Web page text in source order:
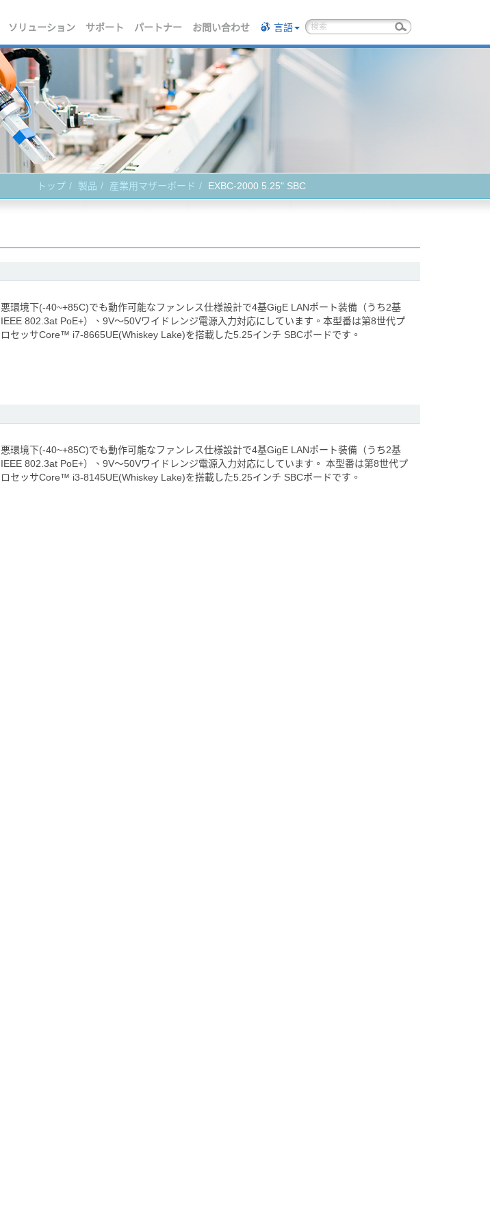
ソリューション サポート パートナー お問い合わせ 言語
トップ 製品 産業用マザーボード EXBC-2000 5.25" SBC
悪環境下(-40~+85C)でも動作可能なファンレス仕様設計で4基GigE LANポート装備（うち2基
IEEE 802.3at PoE+）、9V〜50Vワイドレンジ電源入力対応にしています。本型番は第8世代プ
ロセッサCore™ i7-8665UE(Whiskey Lake)を搭載した5.25インチ SBCボードです。
悪環境下(-40~+85C)でも動作可能なファンレス仕様設計で4基GigE LANポート装備（うち2基
IEEE 802.3at PoE+）、9V〜50Vワイドレンジ電源入力対応にしています。 本型番は第8世代プ
ロセッサCore™ i3-8145UE(Whiskey Lake)を搭載した5.25インチ SBCボードです。